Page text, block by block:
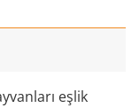
eşlik